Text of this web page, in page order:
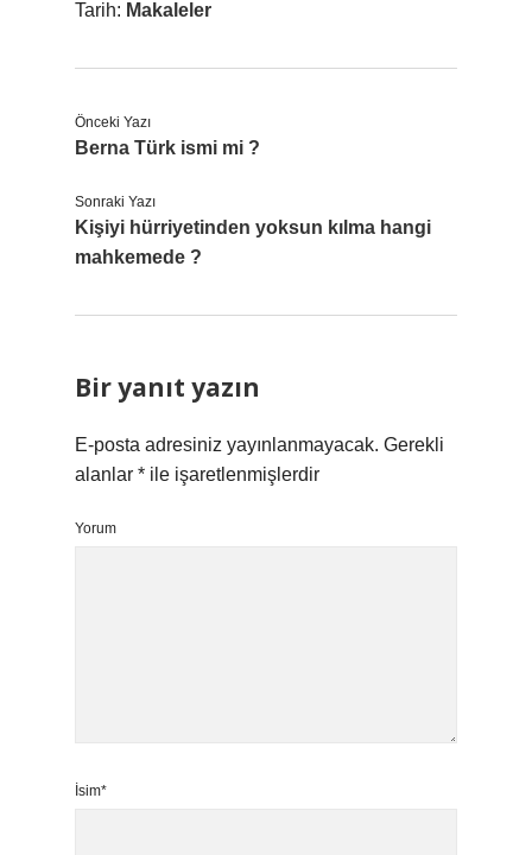
Tarih: Makaleler
Önceki Yazı
Berna Türk ismi mi ?
Sonraki Yazı
Kişiyi hürriyetinden yoksun kılma hangi
mahkemede ?
Bir yanıt yazın
E-posta adresiniz yayınlanmayacak. Gerekli
alanlar * ile işaretlenmişlerdir
Yorum
İsim*